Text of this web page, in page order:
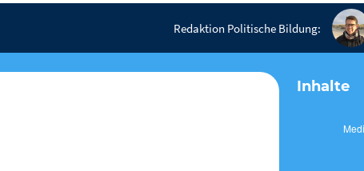
Redaktion Politische Bildung:
Inhalte